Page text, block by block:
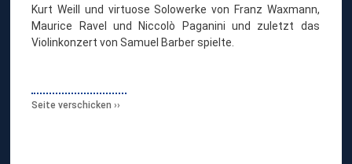
Kurt Weill und virtuose Solowerke von Franz Waxmann,
Maurice Ravel und Niccolò Paganini und zuletzt das
Violinkonzert von Samuel Barber spielte.
Seite verschicken